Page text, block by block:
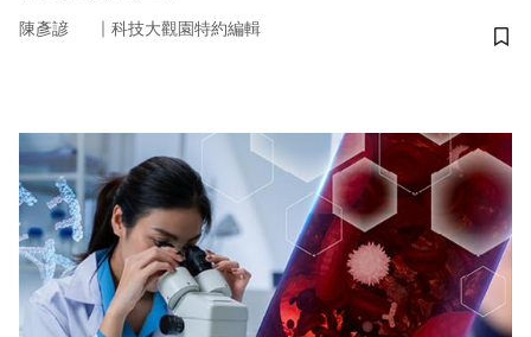
陳彥諺 ｜ 科技大觀園特約編輯
儲